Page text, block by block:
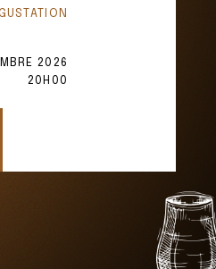
2026
20H00